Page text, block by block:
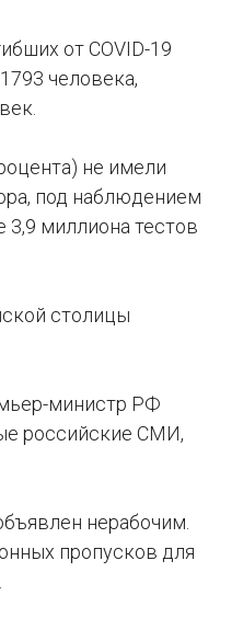
от COVID-19
человека,
не имели
под наблюдением
3,9 миллиона тестов
столицы
министр РФ
российские СМИ,
нерабочим.
пропусков для